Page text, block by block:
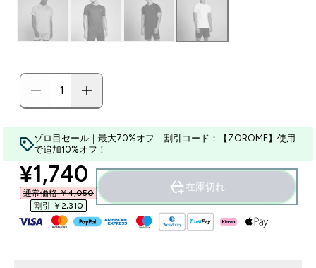
ゾロ目セール｜最大70%オフ｜割引コード：【ZOROME】使用
で追加10%オフ！
discounted price
¥1,740‎
通常価格 ￥4,050‎
割引 ￥2,310‎
在庫切れ